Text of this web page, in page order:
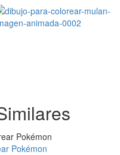
Pokémon